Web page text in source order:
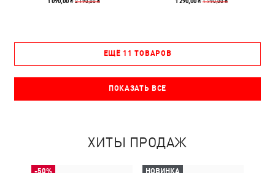
ЕЩЁ 11 ТОВАРОВ
ПОКАЗАТЬ ВСЕ
ХИТЫ ПРОДАЖ
-50% НОВИНКА